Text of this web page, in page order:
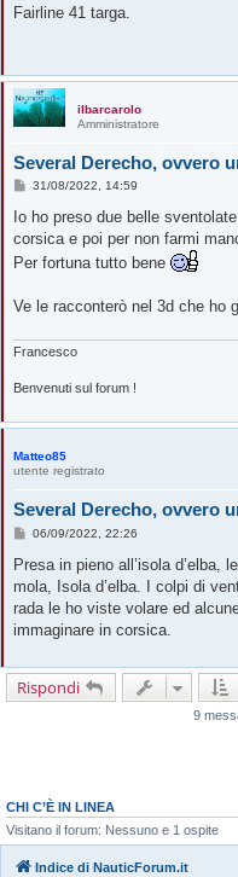
s
i
o
Fairline 41 targa.
ilbarcarolo
Amministratore
Several Derecho, ovvero
M
s
a
g
g
o
31/08/2022, 14:59
Io ho preso due belle
corsica e poi per non farmi
Per fortuna tutto bene
Ve le racconterò nel 3d che ho
Francesco
Benvenuti sul forum !
Matteo85
utente registrato
Several Derecho, ovvero
M
s
a
g
i
06/09/2022, 22:26
Presa in pieno all’isola d’elba,
mola, Isola d’elba. I colpi di
rada le ho viste volare ed
immaginare in corsica.
Rispondi
9
CHI C’È IN LINEA
Visitano il forum: Nessuno e 1 ospite
Indice di NauticForum.it